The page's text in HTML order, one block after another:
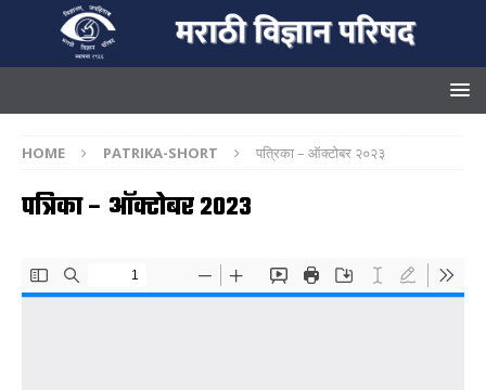
HOME PATRIKA-SHORT पत्रिका – ऑक्टोबर २०२३
पत्रिका – ऑक्टोबर २०२३